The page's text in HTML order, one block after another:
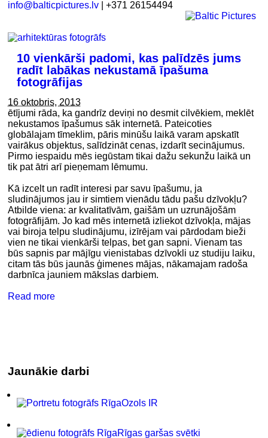
info@balticpictures.lv | +371 26154494
10 vienkārši padomi, kas palīdzēs jums
radīt labākas nekustamā īpašuma
fotogrāfijas
16 oktobris, 2013
ētījumi rāda, ka gandrīz deviņi no desmit cilvēkiem, meklēt
nekustamos īpašumus sāk internetā. Pateicoties
globālajam tīmeklim, pāris minūšu laikā varam apskatīt
vairākus objektus, salīdzināt cenas, izdarīt secinājumus.
Pirmo iespaidu mēs iegūstam tikai dažu sekunžu laikā un
tik pat ātri arī pieņemam lēmumu.
Kā izcelt un radīt interesi par savu īpašumu, ja
sludinājumos jau ir simtiem vienādu tādu pašu dzīvokļu?
Atbilde viena: ar kvalitatīvām, gaišām un uzrunājošām
fotogrāfijām. Jo kad mēs internetā izliekot dzīvokļa, mājas
vai biroja telpu sludinājumu, izīrējam vai pārdodam bieži
vien ne tikai vienkārši telpas, bet gan sapni. Vienam tas
būs sapnis par mājīgu vienistabas dzīvokli uz studiju laiku,
citam tās būs jaunās ģimenes mājas, nākamajam radoša
darbnīca jauniem mākslas darbiem.
Read more
Jaunākie darbi
Ozols IR
Rīgas garšas svētki